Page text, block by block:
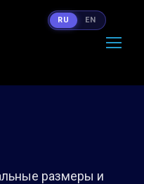
размеры и
RU EN